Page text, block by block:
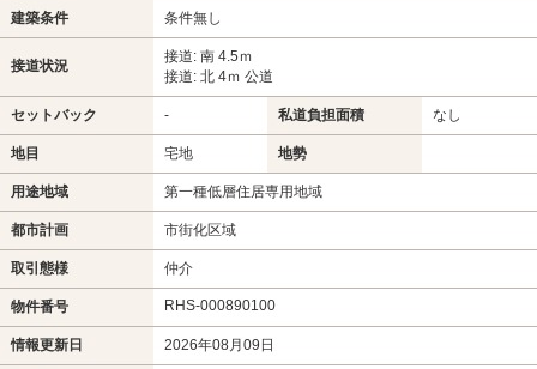
建築条件 条件無し
接道状況
接道: 南 4.5ｍ
接道: 北 4ｍ 公道
セットバック - 私道負担面積 なし
地目 宅地 地勢
用途地域 第一種低層住居専用地域
都市計画 市街化区域
取引態様 仲介
物件番号 RHS-000890100
情報更新日 2026年08月09日